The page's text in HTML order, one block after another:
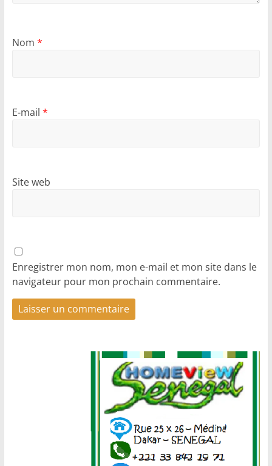
Nom *
E-mail *
Site web
Enregistrer mon nom, mon e-mail et mon site dans le
navigateur pour mon prochain commentaire.